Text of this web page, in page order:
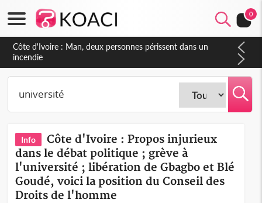
0
Côte d'Ivoire : Séileu, la célébration de la fête nationale
transformée en vaste campagne contre les produits
dépigmentants dangereux
Info
Côte d'Ivoire : Propos injurieux
dans le débat politique ; grève à
l'université ; libération de Gbagbo et Blé
Goudé, voici la position du Conseil des
Droits de l'homme